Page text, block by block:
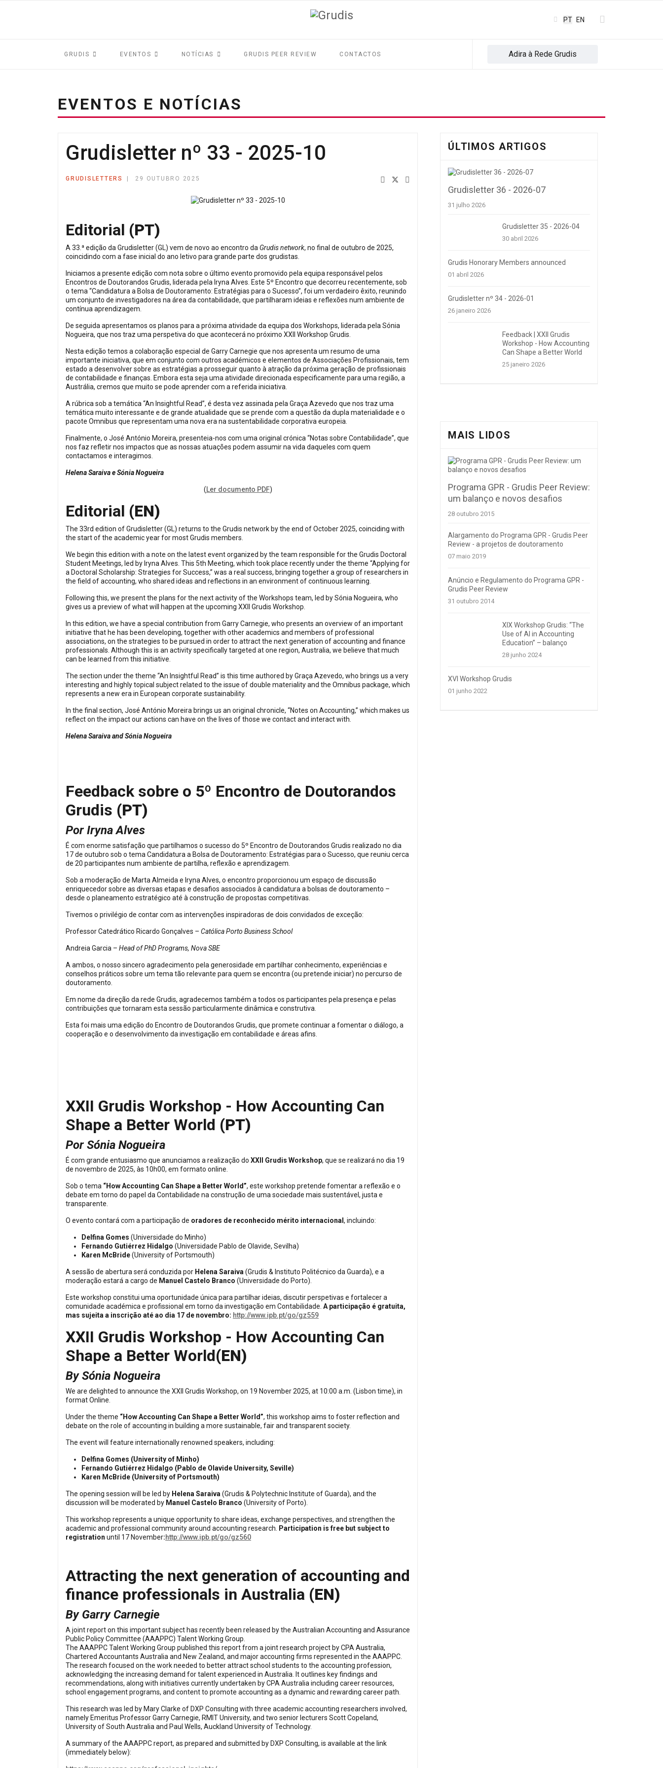
Escolha o seu idioma
PT EN
GRUDIS EVENTOS NOTÍCIAS GRUDIS PEER REVIEW CONTACTOS Adira à Rede Grudis
EVENTOS E NOTÍCIAS
Grudisletter nº 33 - 2025-10
GRUDISLETTERS 29 OUTUBRO 2025
Editorial (PT)
A 33.ª edição da Grudisletter (GL) vem de novo ao encontro da Grudis network, no final de outubro de 2025,
coincidindo com a fase inicial do ano letivo para grande parte dos grudistas.
Iniciamos a presente edição com nota sobre o último evento promovido pela equipa responsável pelos
Encontros de Doutorandos Grudis, liderada pela Iryna Alves. Este 5º Encontro que decorreu recentemente, sob
o tema “Candidatura a Bolsa de Doutoramento: Estratégias para o Sucesso”, foi um verdadeiro êxito, reunindo
um conjunto de investigadores na área da contabilidade, que partilharam ideias e reflexões num ambiente de
contínua aprendizagem.
De seguida apresentamos os planos para a próxima atividade da equipa dos Workshops, liderada pela Sónia
Nogueira, que nos traz uma perspetiva do que acontecerá no próximo XXII Workshop Grudis.
Nesta edição temos a colaboração especial de Garry Carnegie que nos apresenta um resumo de uma
importante iniciativa, que em conjunto com outros académicos e elementos de Associações Profissionais, tem
estado a desenvolver sobre as estratégias a prosseguir quanto à atração da próxima geração de profissionais
de contabilidade e finanças. Embora esta seja uma atividade direcionada especificamente para uma região, a
Austrália, cremos que muito se pode aprender com a referida iniciativa.
A rúbrica sob a temática “An Insightful Read”, é desta vez assinada pela Graça Azevedo que nos traz uma
temática muito interessante e de grande atualidade que se prende com a questão da dupla materialidade e o
pacote Omnibus que representam uma nova era na sustentabilidade corporativa europeia.
Finalmente, o José António Moreira, presenteia-nos com uma original crónica “Notas sobre Contabilidade”, que
nos faz refletir nos impactos que as nossas atuações podem assumir na vida daqueles com quem
contactamos e interagimos.
Helena Saraiva e Sónia Nogueira
(Ler documento PDF)
Editorial (EN)
The 33rd edition of Grudisletter (GL) returns to the Grudis network by the end of October 2025, coinciding with
the start of the academic year for most Grudis members.
We begin this edition with a note on the latest event organized by the team responsible for the Grudis Doctoral
Student Meetings, led by Iryna Alves. This 5th Meeting, which took place recently under the theme “Applying for
a Doctoral Scholarship: Strategies for Success,” was a real success, bringing together a group of researchers in
the field of accounting, who shared ideas and reflections in an environment of continuous learning.
Following this, we present the plans for the next activity of the Workshops team, led by Sónia Nogueira, who
gives us a preview of what will happen at the upcoming XXII Grudis Workshop.
In this edition, we have a special contribution from Garry Carnegie, who presents an overview of an important
initiative that he has been developing, together with other academics and members of professional
associations, on the strategies to be pursued in order to attract the next generation of accounting and finance
professionals. Although this is an activity specifically targeted at one region, Australia, we believe that much
can be learned from this initiative.
The section under the theme “An Insightful Read” is this time authored by Graça Azevedo, who brings us a very
interesting and highly topical subject related to the issue of double materiality and the Omnibus package, which
represents a new era in European corporate sustainability.
In the final section, José António Moreira brings us an original chronicle, “Notes on Accounting,” which makes us
reflect on the impact our actions can have on the lives of those we contact and interact with.
Helena Saraiva and Sónia Nogueira
Feedback sobre o 5º Encontro de Doutorandos
Grudis (PT)
Por Iryna Alves
É com enorme satisfação que partilhamos o sucesso do 5º Encontro de Doutorandos Grudis realizado no dia
17 de outubro sob o tema Candidatura a Bolsa de Doutoramento: Estratégias para o Sucesso, que reuniu cerca
de 20 participantes num ambiente de partilha, reflexão e aprendizagem.
Sob a moderação de Marta Almeida e Iryna Alves, o encontro proporcionou um espaço de discussão
enriquecedor sobre as diversas etapas e desafios associados à candidatura a bolsas de doutoramento –
desde o planeamento estratégico até à construção de propostas competitivas.
Tivemos o privilégio de contar com as intervenções inspiradoras de dois convidados de exceção:
Professor Catedrático Ricardo Gonçalves – Católica Porto Business School
Andreia Garcia – Head of PhD Programs, Nova SBE
A ambos, o nosso sincero agradecimento pela generosidade em partilhar conhecimento, experiências e
conselhos práticos sobre um tema tão relevante para quem se encontra (ou pretende iniciar) no percurso de
doutoramento.
Em nome da direção da rede Grudis, agradecemos também a todos os participantes pela presença e pelas
contribuições que tornaram esta sessão particularmente dinâmica e construtiva.
Esta foi mais uma edição do Encontro de Doutorandos Grudis, que promete continuar a fomentar o diálogo, a
cooperação e o desenvolvimento da investigação em contabilidade e áreas afins.
XXII Grudis Workshop - How Accounting Can
Shape a Better World (PT)
Por Sónia Nogueira
É com grande entusiasmo que anunciamos a realização do XXII Grudis Workshop, que se realizará no dia 19
de novembro de 2025, às 10h00, em formato online.
Sob o tema “How Accounting Can Shape a Better World”, este workshop pretende fomentar a reflexão e o
debate em torno do papel da Contabilidade na construção de uma sociedade mais sustentável, justa e
transparente.
O evento contará com a participação de oradores de reconhecido mérito internacional , incluindo:
Delfina Gomes (Universidade do Minho)
Fernando Gutiérrez Hidalgo (Universidade Pablo de Olavide, Sevilha)
Karen McBride(University of Portsmouth)
A sessão de abertura será conduzida por Helena Saraiva(Grudis & Instituto Politécnico da Guarda), e a
moderação estará a cargo de Manuel Castelo Branco (Universidade do Porto).
Este workshop constitui uma oportunidade única para partilhar ideias, discutir perspetivas e fortalecer a
comunidade académica e profissional em torno da investigação em Contabilidade. A participação é gratuita,
mas sujeita a inscrição até ao dia 17 de novembro: http://www.ipb.pt/go/gz559
XXII Grudis Workshop - How Accounting Can
Shape a Better World(EN)
By Sónia Nogueira
We are delighted to announce the XXII Grudis Workshop, on 19 November 2025, at 10:00 a.m. (Lisbon time), in
format Online.
Under the theme “How Accounting Can Shape a Better World”, this workshop aims to foster reflection and
debate on the role of accounting in building a more sustainable, fair and transparent society.
The event will feature internationally renowned speakers, including:
Delfina Gomes (University of Minho)
Fernando Gutiérrez Hidalgo (Pablo de Olavide University, Seville)
Karen McBride (University of Portsmouth)
The opening session will be led by Helena Saraiva(Grudis & Polytechnic Institute of Guarda), and the
discussion will be moderated by Manuel Castelo Branco (University of Porto).
This workshop represents a unique opportunity to share ideas, exchange perspectives, and strengthen the
academic and professional community around accounting research. Participation is free but subject to
registration until 17 November:http://www.ipb.pt/go/gz560
Attracting the next generation of accounting and
finance professionals in Australia (EN)
By Garry Carnegie
A joint report on this important subject has recently been released by the Australian Accounting and Assurance
Public Policy Committee (AAAPPC) Talent Working Group.
The AAAPPC Talent Working Group published this report from a joint research project by CPA Australia,
Chartered Accountants Australia and New Zealand, and major accounting firms represented in the AAAPPC.
The research focused on the work needed to better attract school students to the accounting profession,
acknowledging the increasing demand for talent experienced in Australia. It outlines key findings and
recommendations, along with initiatives currently undertaken by CPA Australia including career resources,
school engagement programs, and content to promote accounting as a dynamic and rewarding career path.
This research was led by Mary Clarke of DXP Consulting with three academic accounting researchers involved,
namely Emeritus Professor Garry Carnegie, RMIT University, and two senior lecturers Scott Copeland,
University of South Australia and Paul Wells, Auckland University of Technology.
A summary of the AAAPPC report, as prepared and submitted by DXP Consulting, is available at the link
(immediately below):
ÚLTIMOS ARTIGOS
Grudisletter 36 - 2026-07
31 julho 2026
Grudisletter 35 - 2026-04
30 abril 2026
Grudis Honorary Members announced
01 abril 2026
Grudisletter nº 34 - 2026-01
26 janeiro 2026
Feedback | XXII Grudis
Workshop - How Accounting
Can Shape a Better World
25 janeiro 2026
MAIS LIDOS
Programa GPR - Grudis Peer Review:
um balanço e novos desafios
28 outubro 2015
Alargamento do Programa GPR - Grudis Peer
Review - a projetos de doutoramento
07 maio 2019
Anúncio e Regulamento do Programa GPR -
Grudis Peer Review
31 outubro 2014
XIX Workshop Grudis: “The
Use of AI in Accounting
Education” – balanço
28 junho 2024
XVI Workshop Grudis
01 junho 2022